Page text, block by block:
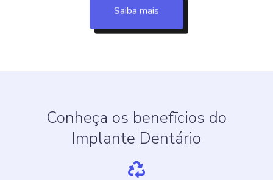
Saiba mais
Conheça os benefīcios do
Implante Dentário